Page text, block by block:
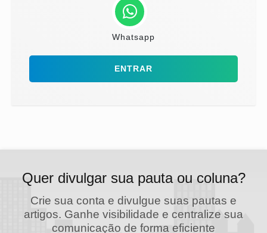
Whatsapp
ENTRAR
Quer divulgar sua pauta ou coluna?
Crie sua conta e divulgue suas pautas e
artigos. Ganhe visibilidade e centralize sua
comunicação de forma eficiente